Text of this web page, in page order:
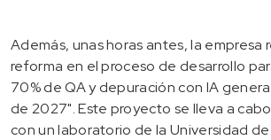
Además, unas horas antes, la empresa
reforma en el proceso de desarrollo
70% de QA y depuración con IA
de 2027". Este proyecto se lleva a
con un laboratorio de la Universidad